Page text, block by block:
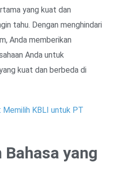
yang kuat dan
tahu. Dengan menghindari
Anda memberikan
Anda untuk
kuat dan berbeda di
Memilih KBLI untuk PT
Bahasa yang